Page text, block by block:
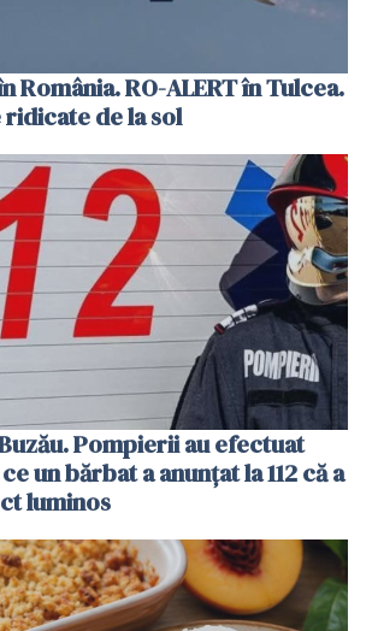
România. RO-ALERT în Tulcea.
ridicate de la sol
Pompierii au efectuat
un bărbat a anunțat la 112 că a
luminos